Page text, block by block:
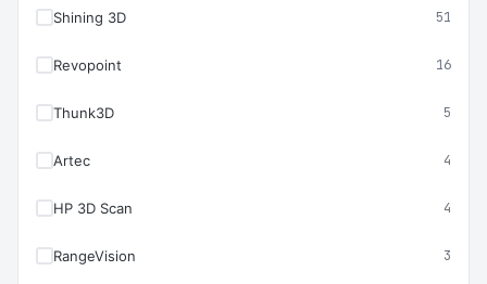
Shining 3D 51
Revopoint 16
Thunk3D 5
Artec 4
HP 3D Scan 4
RangeVision 3